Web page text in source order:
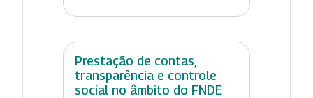
Prestação de contas,
transparência e controle
social no âmbito do FNDE